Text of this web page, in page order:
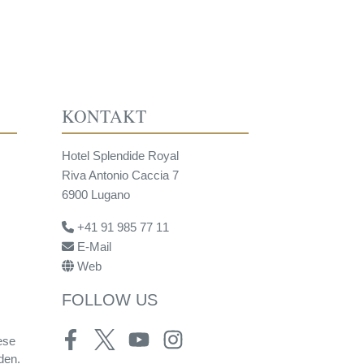
KONTAKT
Hotel Splendide Royal
Riva Antonio Caccia 7
6900 Lugano
+41 91 985 77 11
E-Mail
Web
FOLLOW US
FacebookTwitterYoutubeInstagram